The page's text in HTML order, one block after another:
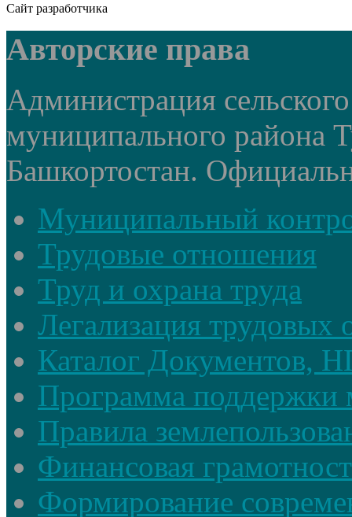
Сайт разработчика
Авторские права
Администрация
муниципального района
Башкортостан.
Муниципальный
Трудовые отношения
Труд и охрана труда
Легализация трудовых
Каталог Документов,
Программа поддержки
Правила
Финансовая
Формирование